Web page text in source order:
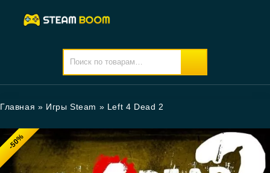
Главная » Игры Steam » Left 4 Dead 2
-50%